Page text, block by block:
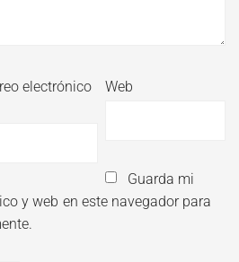
electrónico
Web
Guarda mi
y web en este navegador para